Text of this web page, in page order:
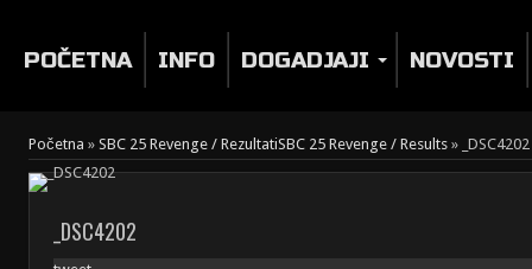
POČETNA INFO DOGADJAJI NOVOSTI
Početna » SBC 25 Revenge / RezultatiSBC 25 Revenge / Results » _DSC4202
_DSC4202